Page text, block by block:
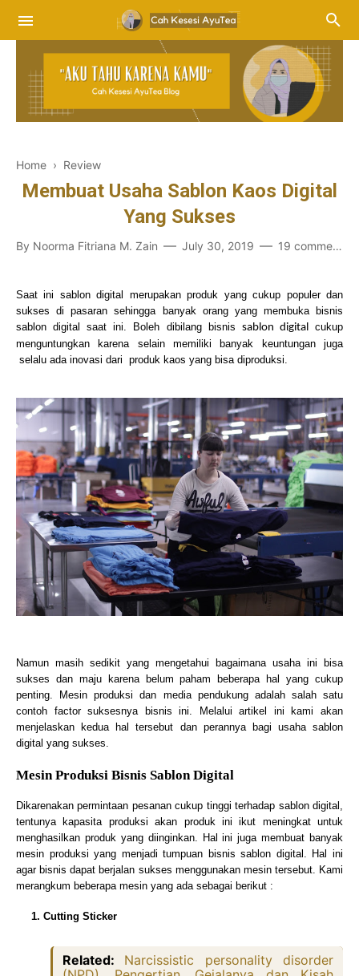
Home › Review
Membuat Usaha Sablon Kaos Digital
Yang Sukses
By Noorma Fitriana M. Zain July 30, 2019 19 comments
Saat ini sablon digital merupakan produk yang cukup populer dan
sukses di pasaran sehingga banyak orang yang membuka bisnis
sablon digital saat ini. Boleh dibilang bisnis sablon digital cukup
menguntungkan karena selain memiliki banyak keuntungan juga
selalu ada inovasi dari produk kaos yang bisa diproduksi.
Namun masih sedikit yang mengetahui bagaimana usaha ini bisa
sukses dan maju karena belum paham beberapa hal yang cukup
penting. Mesin produksi dan media pendukung adalah salah satu
contoh factor suksesnya bisnis ini. Melalui artikel ini kami akan
menjelaskan kedua hal tersebut dan perannya bagi usaha sablon
digital yang sukses.
Mesin Produksi Bisnis Sablon Digital
Dikarenakan permintaan pesanan cukup tinggi terhadap sablon digital,
tentunya kapasita produksi akan produk ini ikut meningkat untuk
menghasilkan produk yang diinginkan. Hal ini juga membuat banyak
mesin produksi yang menjadi tumpuan bisnis sablon digital. Hal ini
agar bisnis dapat berjalan sukses menggunakan mesin tersebut. Kami
merangkum beberapa mesin yang ada sebagai berikut :
1. Cutting Sticker
Related: Narcissistic personality disorder